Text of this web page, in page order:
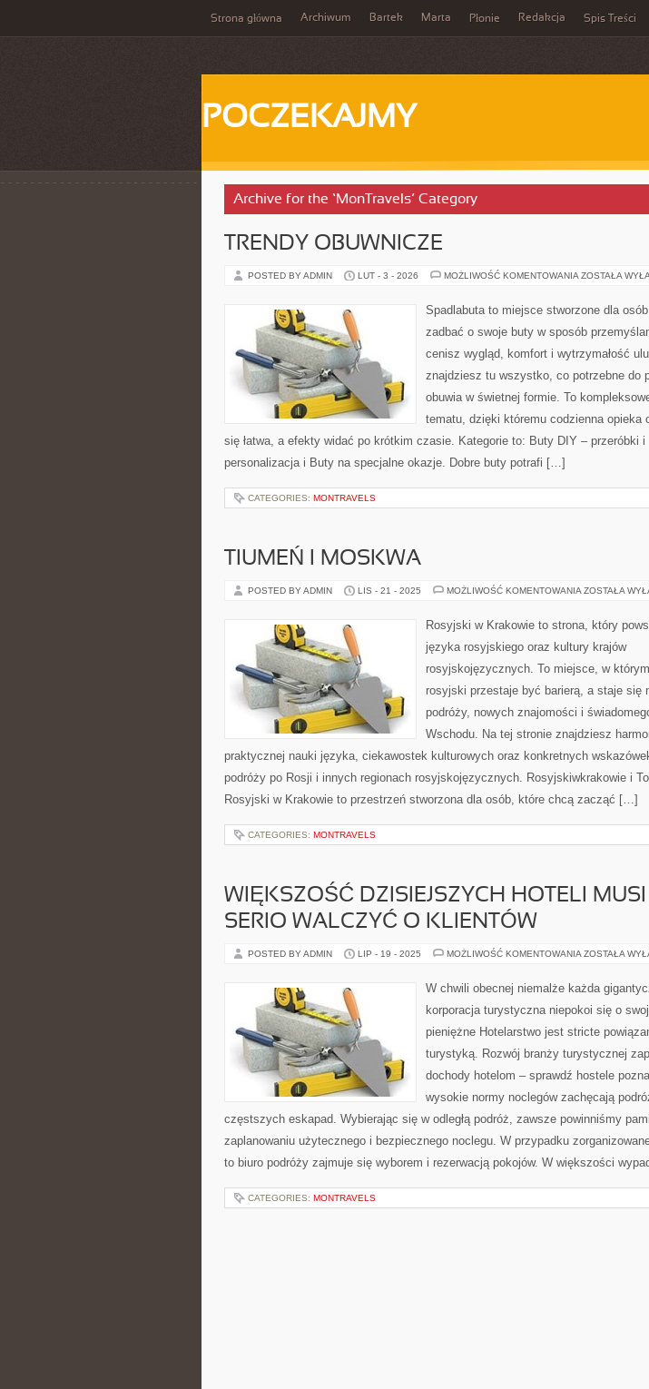
Strona główna Archiwum Bartek Marta Płonie Redakcja Spis Treści
POCZEKAJMY
Archive for the ‘MonTravels’ Category
TRENDY OBUWNICZE
POSTED BY ADMIN LUT - 3 - 2026 MOŻLIWOŚĆ KOMENTOWANIA TRENDY
ZOSTAŁA
Spadlabuta to miejsce stworzone dla
zadbać o swoje buty w sposób
cenisz wygląd, komfort i wytrzymałość
znajdziesz tu wszystko, co potrzebne do
obuwia w świetnej formie. To
tematu, dzięki któremu codzienna opieka
się łatwa, a efekty widać po krótkim czasie. Kategorie to: Buty DIY – przeróbki i
personalizacja i Buty na specjalne okazje. Dobre buty potrafi […]
CATEGORIES: MONTRAVELS
TIUMEŃ I MOSKWA
POSTED BY ADMIN LIS - 21 - 2025 MOŻLIWOŚĆ KOMENTOWANIA TIUMEŃ
ZOSTAŁA
Rosyjski w Krakowie to strona, który
języka rosyjskiego oraz kultury krajów
rosyjskojęzycznych. To miejsce, w
rosyjski przestaje być barierą, a staje się
podróży, nowych znajomości i
Wschodu. Na tej stronie znajdziesz
praktycznej nauki języka, ciekawostek kulturowych oraz konkretnych
podróży po Rosji i innych regionach rosyjskojęzycznych. Rosyjskiwkrakowie i
Rosyjski w Krakowie to przestrzeń stworzona dla osób, które chcą zacząć […]
CATEGORIES: MONTRAVELS
WIĘKSZOŚĆ DZISIEJSZYCH HOTELI
SERIO WALCZYĆ O KLIENTÓW
POSTED BY ADMIN LIP - 19 - 2025 MOŻLIWOŚĆ KOMENTOWANIA WIĘKSZOŚĆ
MUSI
NA
WALCZYĆ
KLIENTÓW
ZOSTAŁA
W chwili obecnej niemalże każda
korporacja turystyczna niepokoi się o
pieniężne Hotelarstwo jest stricte
turystyką. Rozwój branży turystycznej
dochody hotelom – sprawdź hostele
wysokie normy noclegów zachęcają
częstszych eskapad. Wybierając się w odległą podróż, zawsze powinniśmy
zaplanowaniu użytecznego i bezpiecznego noclegu. W przypadku
to biuro podróży zajmuje się wyborem i rezerwacją pokojów. W większości
CATEGORIES: MONTRAVELS